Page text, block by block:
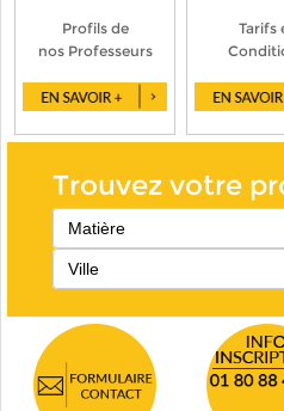
Profils de
nos Professeurs
Tarifs
Trouvez votre
Matière
Ville